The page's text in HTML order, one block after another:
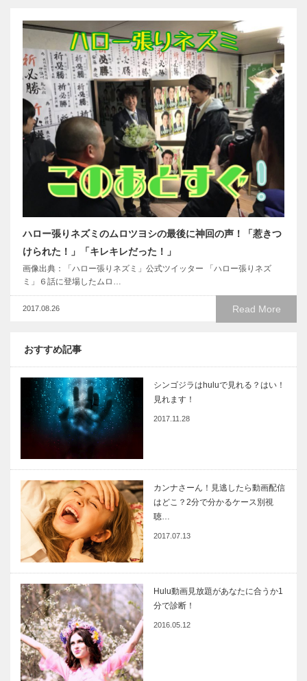
ハロー張りネズミのムロツヨシの最後に神回の声！「惹きつ
けられた！」「キレキレだった！」
画像出典：「ハロー張りネズミ」公式ツイッター 「ハロー張りネズ
ミ」６話に登場したムロ…
Read More
2017.08.26
おすすめ記事
シンゴジラはhuluで見れる？はい！
見れます！
2017.11.28
カンナさーん！見逃したら動画配信
はどこ？2分で分かるケース別視
聴…
2017.07.13
Hulu動画見放題があなたに合うか1
分で診断！
2016.05.12